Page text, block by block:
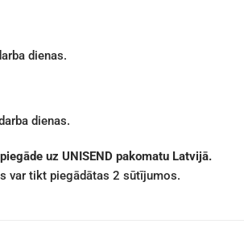
dienas.
dienas.
uz UNISEND pakomatu Latvijā.
var tikt piegādātas 2 sūtījumos.